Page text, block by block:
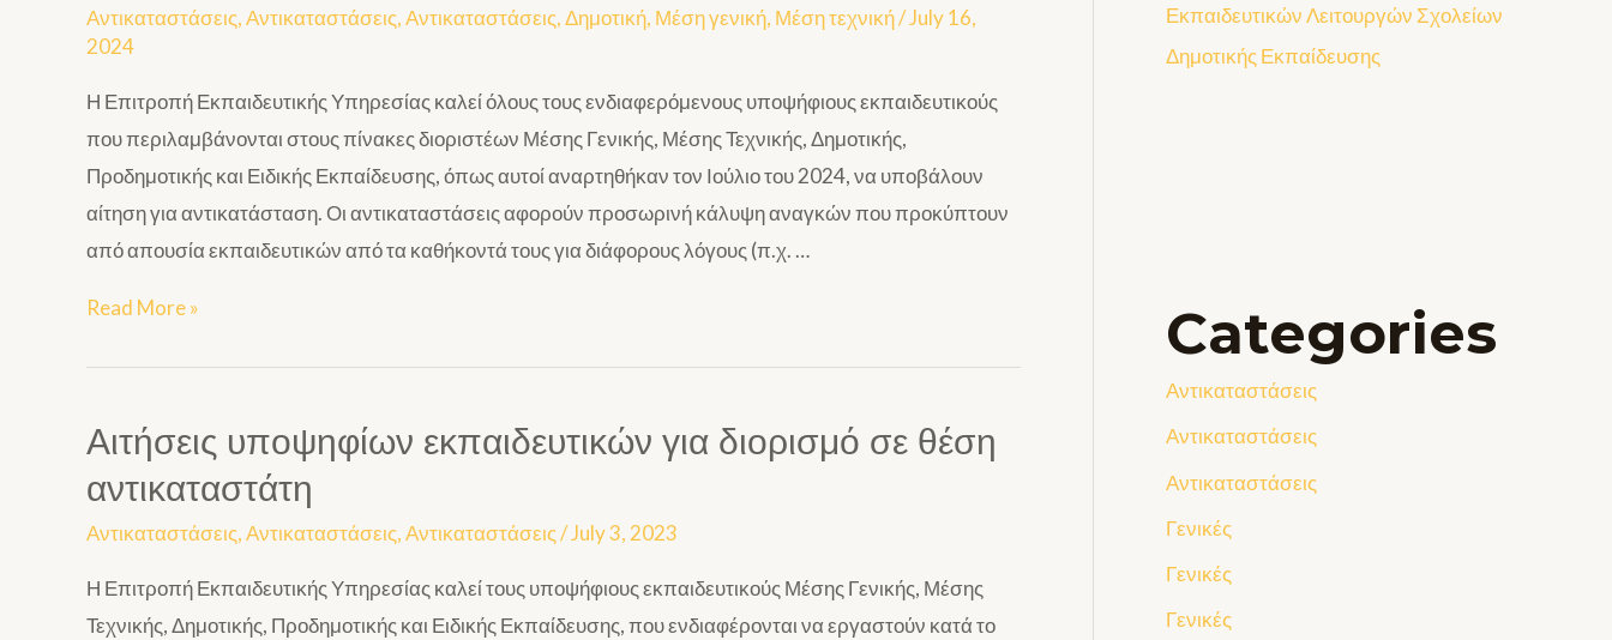
Αντικαταστάσεις,Αντικαταστάσεις,Αντικαταστάσεις,Δημοτική, Μέση γενική, Μέση τεχνική/July 16,
2024
Η Επιτροπή Εκπαιδευτικής Υπηρεσίας καλεί όλους τους ενδιαφερόμενους υποψήφιους εκπαιδευτικούς
που περιλαμβάνονται στους πίνακες διοριστέων Μέσης Γενικής, Μέσης Τεχνικής, Δημοτικής,
Προδημοτικής και Ειδικής Εκπαίδευσης, όπως αυτοί αναρτηθήκαν τον Ιούλιο του 2024, να υποβάλουν
αίτηση για αντικατάσταση. Οι αντικαταστάσεις αφορούν προσωρινή κάλυψη αναγκών που προκύπτουν
από απουσία εκπαιδευτικών από τα καθήκοντά τους για διάφορους λόγους (π.χ. …
Read More »
Αιτήσεις υποψηφίων εκπαιδευτικών για διορισμό σε θέση
αντικαταστάτη
Αντικαταστάσεις,Αντικαταστάσεις,Αντικαταστάσεις/July 3, 2023
Η Επιτροπή Εκπαιδευτικής Υπηρεσίας καλεί τους υποψήφιους εκπαιδευτικούς Μέσης Γενικής, Μέσης
Τεχνικής, Δημοτικής, Προδημοτικής και Ειδικής Εκπαίδευσης, που ενδιαφέρονται να εργαστούν κατά το
Εκπαιδευτικών Λειτουργών Σχολείων
Δημοτικής Εκπαίδευσης
Categories
Αντικαταστάσεις
Αντικαταστάσεις
Αντικαταστάσεις
Γενικές
Γενικές
Γενικές